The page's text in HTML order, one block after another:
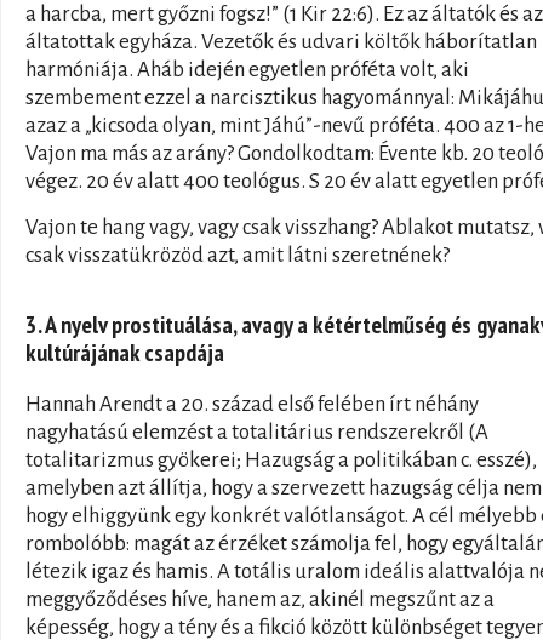
a harcba, mert győzni fogsz!” (1 Kir 22:6). Ez az áltatók és az
áltatottak egyháza. Vezetők és udvari költők háborítatlan
harmóniája. Aháb idején egyetlen próféta volt, aki
szembement ezzel a narcisztikus hagyománnyal:
azaz a „kicsoda olyan, mint Jáhú”-nevű próféta. 400 az 1-
Vajon ma más az arány? Gondolkodtam: Évente kb. 20
végez. 20 év alatt 400 teológus. S 20 év alatt egyetlen
Vajon te hang vagy, vagy csak visszhang? Ablakot mutatsz,
csak visszatükrözöd azt, amit látni szeretnének?
3. A nyelv prostituálása, avagy a kétértelműség és
kultúrájának csapdája
Hannah Arendt a 20. század első felében írt néhány
nagyhatású elemzést a totalitárius rendszerekről (A
totalitarizmus gyökerei; Hazugság a politikában c. esszé),
amelyben azt állítja, hogy a szervezett hazugság célja
hogy elhiggyünk egy konkrét valótlanságot. A cél mélyebb
rombolóbb: magát az érzéket számolja fel, hogy
létezik igaz és hamis. A totális uralom ideális alattvalója
meggyőződéses híve, hanem az, akinél megszűnt az a
képesség, hogy a tény és a fikció között különbséget